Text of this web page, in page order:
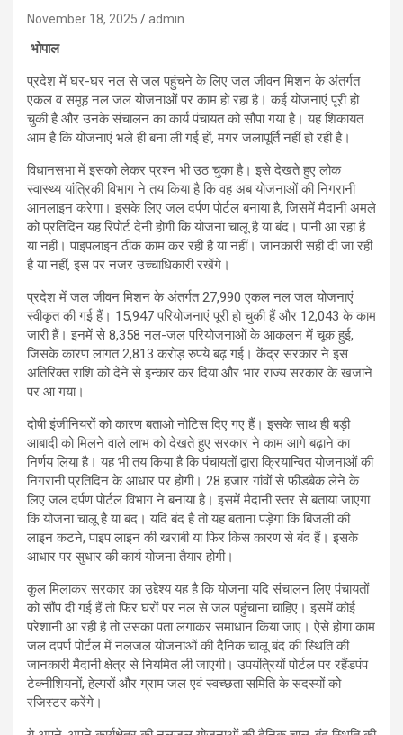
November 18, 2025 admin
भोपाल
प्रदेश में घर-घर नल से जल पहुंचने के लिए जल जीवन मिशन के अंतर्गत
एकल व समूह नल जल योजनाओं पर काम हो रहा है। कई योजनाएं पूरी हो
चुकी है और उनके संचालन का कार्य पंचायत को सौंपा गया है। यह शिकायत
आम है कि योजनाएं भले ही बना ली गई हों, मगर जलापूर्ति नहीं हो रही है।
विधानसभा में इसको लेकर प्रश्न भी उठ चुका है। इसे देखते हुए लोक
स्वास्थ्य यांत्रिकी विभाग ने तय किया है कि वह अब योजनाओं की निगरानी
आनलाइन करेगा। इसके लिए जल दर्पण पोर्टल बनाया है, जिसमें मैदानी अमले
को प्रतिदिन यह रिपोर्ट देनी होगी कि योजना चालू है या बंद। पानी आ रहा है
या नहीं। पाइपलाइन ठीक काम कर रही है या नहीं। जानकारी सही दी जा रही
है या नहीं, इस पर नजर उच्चाधिकारी रखेंगे।
प्रदेश में जल जीवन मिशन के अंतर्गत 27,990 एकल नल जल योजनाएं
स्वीकृत की गई हैं। 15,947 परियोजनाएं पूरी हो चुकी हैं और 12,043 के काम
जारी हैं। इनमें से 8,358 नल-जल परियोजनाओं के आकलन में चूक हुई,
जिसके कारण लागत 2,813 करोड़ रुपये बढ़ गई। केंद्र सरकार ने इस
अतिरिक्त राशि को देने से इन्कार कर दिया और भार राज्य सरकार के खजाने
पर आ गया।
दोषी इंजीनियरों को कारण बताओ नोटिस दिए गए हैं। इसके साथ ही बड़ी
आबादी को मिलने वाले लाभ को देखते हुए सरकार ने काम आगे बढ़ाने का
निर्णय लिया है। यह भी तय किया है कि पंचायतों द्वारा क्रियान्वित योजनाओं की
निगरानी प्रतिदिन के आधार पर होगी। 28 हजार गांवों से फीडबैक लेने के
लिए जल दर्पण पोर्टल विभाग ने बनाया है। इसमें मैदानी स्तर से बताया जाएगा
कि योजना चालू है या बंद। यदि बंद है तो यह बताना पड़ेगा कि बिजली की
लाइन कटने, पाइप लाइन की खराबी या फिर किस कारण से बंद हैं। इसके
आधार पर सुधार की कार्य योजना तैयार होगी।
कुल मिलाकर सरकार का उद्देश्य यह है कि योजना यदि संचालन लिए पंचायतों
को सौंप दी गई हैं तो फिर घरों पर नल से जल पहुंचाना चाहिए। इसमें कोई
परेशानी आ रही है तो उसका पता लगाकर समाधान किया जाए। ऐसे होगा काम
जल दपर्ण पोर्टल में नलजल योजनाओं की दैनिक चालू बंद की स्थिति की
जानकारी मैदानी क्षेत्र से नियमित ली जाएगी। उपयंत्रियों पोर्टल पर रहैंडपंप
टेक्नीशियनों, हेल्परों और ग्राम जल एवं स्वच्छता समिति के सदस्यों को
रजिस्टर करेंगे।